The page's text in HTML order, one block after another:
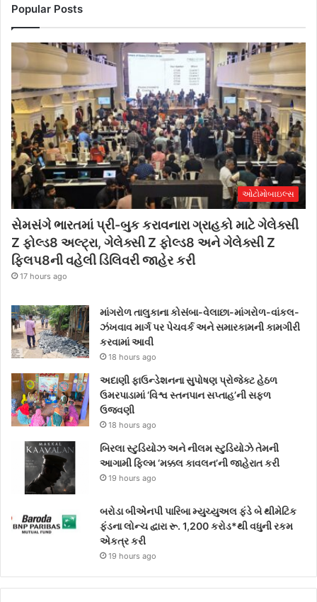
Popular Posts
ઓટોમોબાઇલ્સ
સેમસંગે ભારતમાં પ્રી-બુક કરાવનારા ગ્રાહકો માટે ગેલેક્સી
Z ફોલ્ડ8 અલ્ટ્રા, ગેલેક્સી Z ફોલ્ડ8 અને ગેલેક્સી Z
ફ્લિપ8ની વહેલી ડિલિવરી જાહેર કરી
17 hours ago
માંગરોળ તાલુકાના કોસંબા-વેલાછા-માંગરોળ-વાંકલ-
ઝંખવાવ માર્ગ પર પેચવર્ક અને સમારકામની કામગીરી
કરવામાં આવી
18 hours ago
અદાણી ફાઉન્ડેશનના સુપોષણ પ્રોજેક્ટ હેઠળ
ઉમરપાડામાં ‘વિશ્વ સ્તનપાન સપ્તાહ’ની સફળ
ઉજવણી
18 hours ago
બિરલા સ્ટુડિયોઝ અને નીલમ સ્ટુડિયોઝે તેમની
આગામી ફિલ્મ ‘મક્કલ કાવલન’ની જાહેરાત કરી
19 hours ago
બરોડા બીએનપી પારિબા મ્યુચ્યુઅલ ફંડે બે થીમેટિક
ફંડના લોન્ચ દ્વારા રૂ. 1,200 કરોડ*થી વધુની રકમ
એકત્ર કરી
19 hours ago